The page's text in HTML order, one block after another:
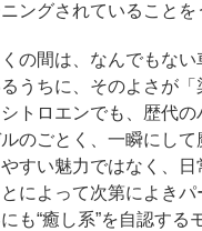
ングされていることを
の間は、なんでもない
うちに、そのよさが「
トロエンでも、歴代の
のごとく、一瞬にして
すい魅力ではなく、日
によって次第によきパ
も“癒し系”を自認する